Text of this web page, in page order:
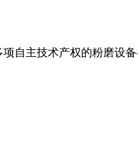
自主技术产权的粉磨